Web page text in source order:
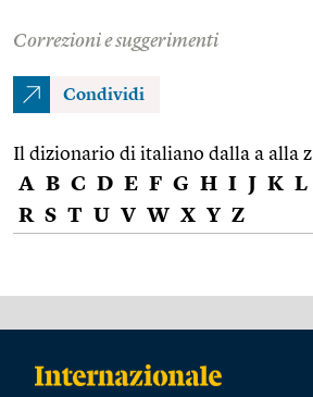
Correzioni e suggerimenti
Condividi
Il dizionario di italiano dalla a alla z
A B C D E F G H I J K L
R S T U V W X Y Z